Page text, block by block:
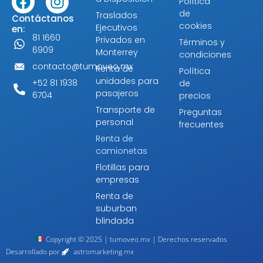
Contáctanos
en:
81 1660
6909
contacto@tumoveo.mx
+52 81 1938
6704
Traslados
Ejecutivos
Privados en
Monterrey
Renta de
unidades para
pasajeros
Transporte de
personal
Renta de
camionetas
Flotillas para
empresas
Renta de
suburban
blindada
de
cookies
Términos y
condiciones
Política
de
precios
Preguntas
frecuentes
Copyright © 2025 | tumoveo.mx | Derechos reservados
Desarrollado por
astromarketing.mx